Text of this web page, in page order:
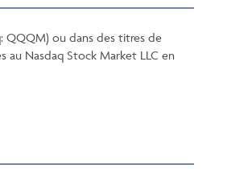
QQQM) ou dans des titres de
au Nasdaq Stock Market LLC en